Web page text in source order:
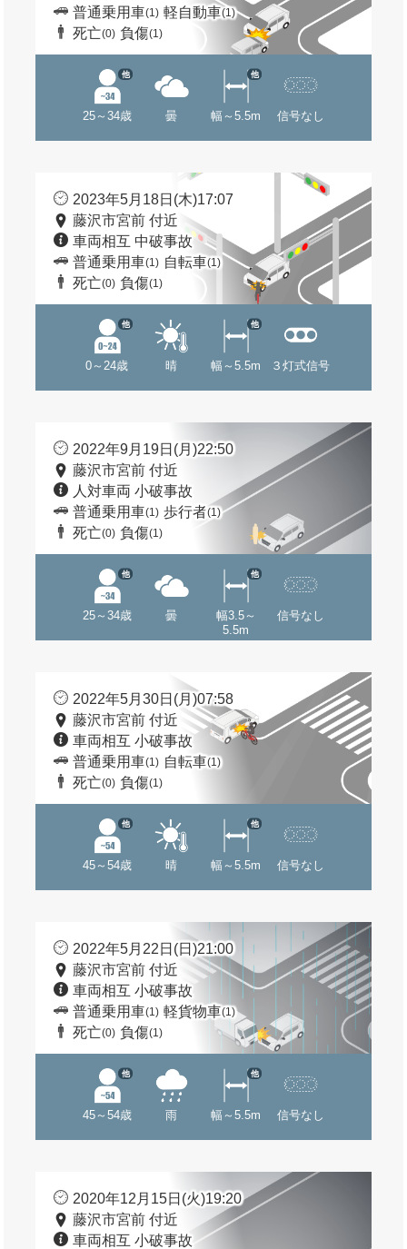
普通乗用車(1) 軽自動車(1)
死亡(0) 負傷(1)
25～34歳
他
曇 幅～5.5m
他
信号なし
2023年5月18日(木)17:07
藤沢市宮前 付近
車両相互 中破事故
普通乗用車(1) 自転車(1)
死亡(0) 負傷(1)
0～24歳
他
晴 幅～5.5m
他
３灯式信号
2022年9月19日(月)22:50
藤沢市宮前 付近
人対車両 小破事故
普通乗用車(1) 歩行者(1)
死亡(0) 負傷(1)
25～34歳
他
曇
幅3.5～
5.5m
他
信号なし
2022年5月30日(月)07:58
藤沢市宮前 付近
車両相互 小破事故
普通乗用車(1) 自転車(1)
死亡(0) 負傷(1)
45～54歳
他
晴 幅～5.5m
他
信号なし
2022年5月22日(日)21:00
藤沢市宮前 付近
車両相互 小破事故
普通乗用車(1) 軽貨物車(1)
死亡(0) 負傷(1)
45～54歳
他
雨 幅～5.5m
他
信号なし
2020年12月15日(火)19:20
藤沢市宮前 付近
車両相互 小破事故